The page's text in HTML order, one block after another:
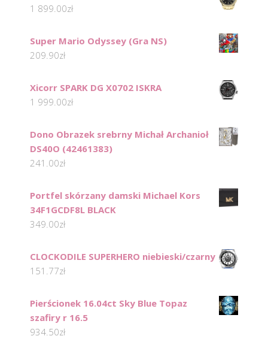
1 899.00zł
Super Mario Odyssey (Gra NS)
209.90zł
Xicorr SPARK DG X0702 ISKRA
1 999.00zł
Dono Obrazek srebrny Michał Archanioł
DS40O (42461383)
241.00zł
Portfel skórzany damski Michael Kors
34F1GCDF8L BLACK
349.00zł
CLOCKODILE SUPERHERO niebieski/czarny
151.77zł
Pierścionek 16.04ct Sky Blue Topaz
szafiry r 16.5
934.50zł